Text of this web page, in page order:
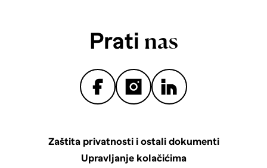
Prati nas
Zaštita privatnosti i ostali dokumenti
Upravljanje kolačićima